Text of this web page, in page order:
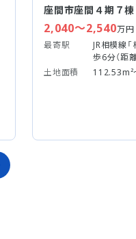
座間市座間４期７棟
2,040～2,540万円
最寄駅
JR相模線
歩6分（距
土地面積